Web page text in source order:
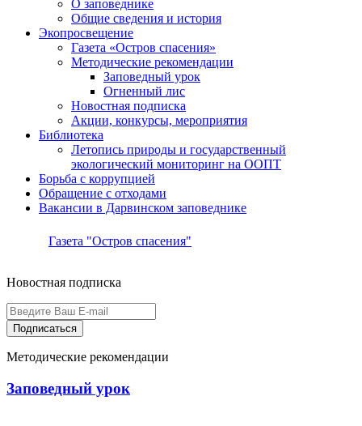
О заповеднике
Общие сведения и история
Экопросвещение
Газета «Остров спасения»
Методические рекомендации
Заповедный урок
Огненный лис
Новостная подписка
Акции, конкурсы, мероприятия
Библиотека
Летопись природы и государственный
экологический мониторинг на ООПТ
Борьба с коррупцией
Обращение с отходами
Вакансии в Дарвинском заповеднике
Газета "Остров спасения"
Новостная подписка
Подписаться
Методические рекомендации
Заповедный урок